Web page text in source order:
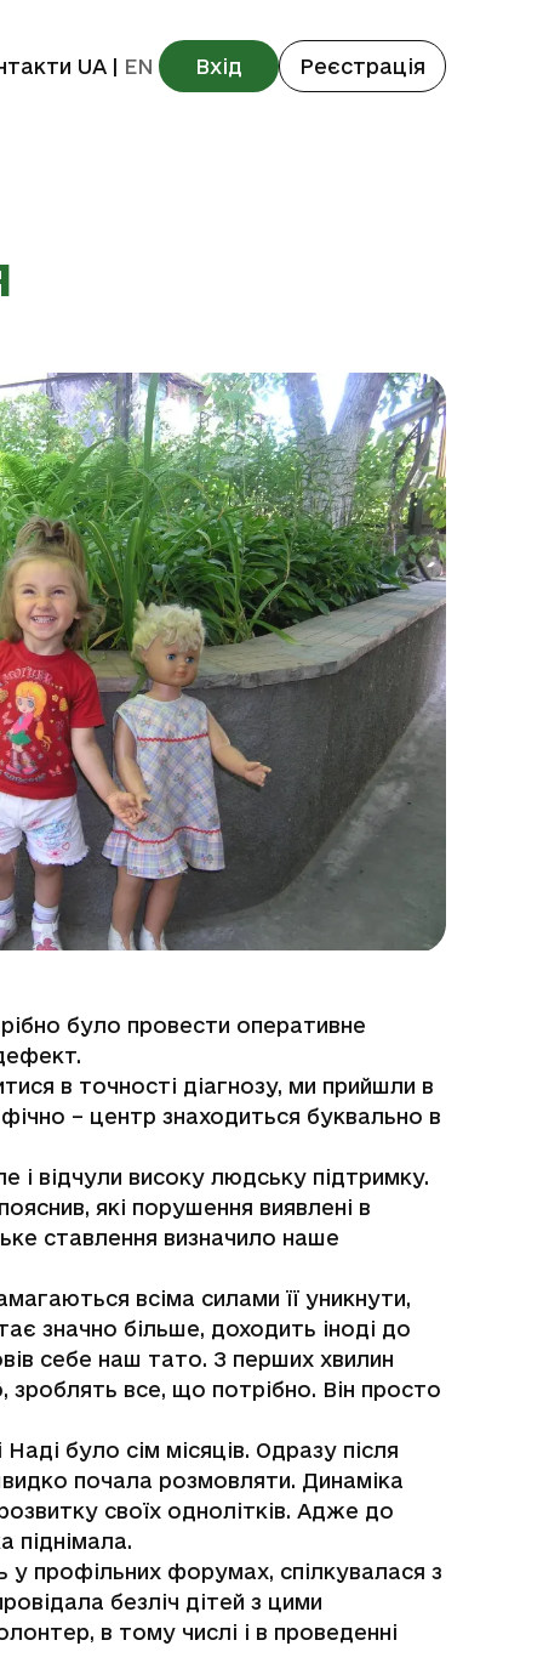
UA | EN Вхід Реєстрація
було провести оперативне
в точності діагнозу, ми прийшли в
– центр знаходиться буквально в
і відчули високу людську підтримку.
які порушення виявлені в
ставлення визначило наше
всіма силами її уникнути,
значно більше, доходить іноді до
себе наш тато. З перших хвилин
зроблять все, що потрібно. Він просто
було сім місяців. Одразу після
почала розмовляти. Динаміка
своїх однолітків. Адже до
піднімала.
у профільних форумах, спілкувалася з
безліч дітей з цими
в тому числі і в проведенні